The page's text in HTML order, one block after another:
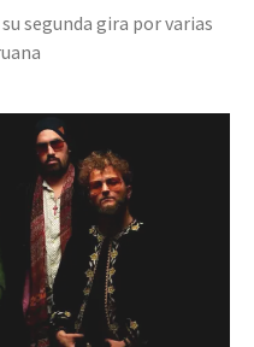
segunda gira por varias